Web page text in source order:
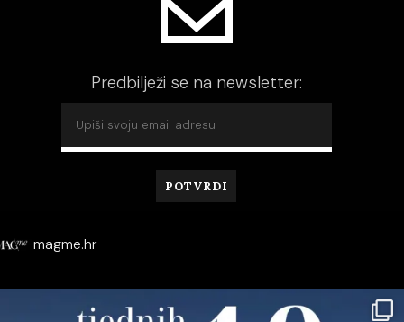
Predbilježi se na newsletter:
magme.hr